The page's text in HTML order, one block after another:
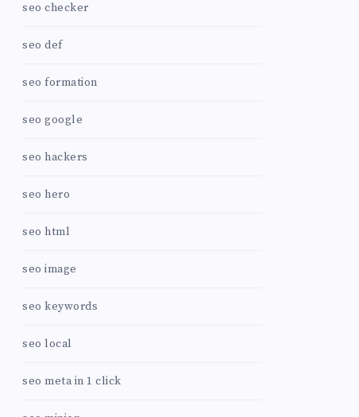
seo checker
seo def
seo formation
seo google
seo hackers
seo hero
seo html
seo image
seo keywords
seo local
seo meta in 1 click